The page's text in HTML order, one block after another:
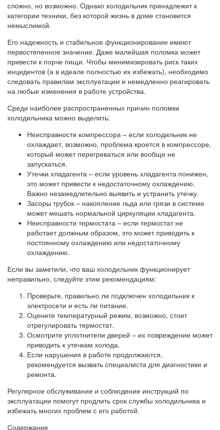
сложно, но возможно. Однако холодильник принадлежит к
категории техники, без которой жизнь в доме становится
немыслимой.
Его надежность и стабильное функционирование имеют
первостепенное значение. Даже малейшая поломка может
привести к порче пищи. Чтобы минимизировать риск таких
инцидентов (а в идеале полностью их избежать), необходимо
следовать правилам эксплуатации и немедленно реагировать
на любые изменения в работе устройства.
Среди наиболее распространенных причин поломки
холодильника можно выделить:
Неисправности компрессора – если холодильник не
охлаждает, возможно, проблема кроется в компрессоре,
который может перегреваться или вообще не
запускаться.
Утечки хладагента – если уровень хладагента понижен,
это может привести к недостаточному охлаждению.
Важно незамедлительно выявить и устранить утечку.
Засоры трубок – накопление льда или грязи в системе
может мешать нормальной циркуляции хладагента.
Неисправности термостата – если термостат не
работает должным образом, это может приводить к
постоянному охлаждению или недостаточному
охлаждению.
Если вы заметили, что ваш холодильник функционирует
неправильно, следуйте этим рекомендациям:
Проверьте, правильно ли подключен холодильник к
электросети и есть ли питание.
Оцените температурный режим, возможно, стоит
отрегулировать термостат.
Осмотрите уплотнители дверей – их повреждение может
приводить к утечкам холода.
Если нарушения в работе продолжаются,
рекомендуется вызвать специалиста для диагностики и
ремонта.
Регулярное обслуживание и соблюдение инструкций по
эксплуатации помогут продлить срок службы холодильника и
избежать многих проблем с его работой.
Содержание